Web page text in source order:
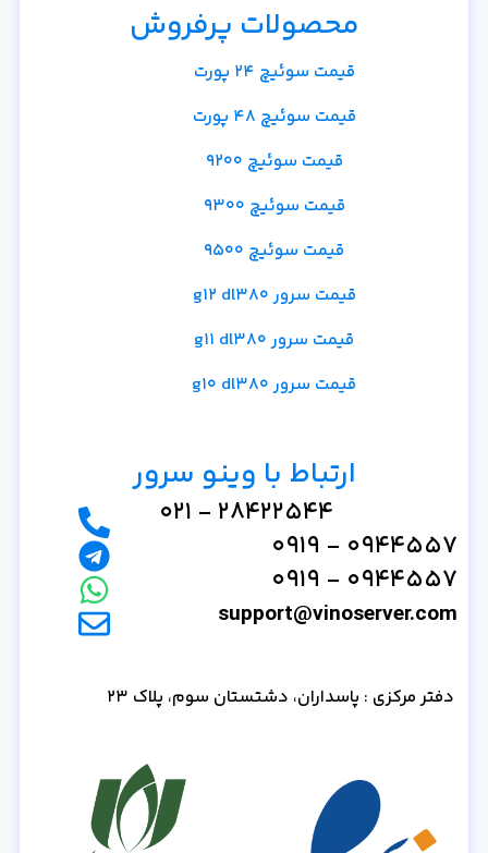
محصولات پرفروش
قیمت سوئیچ 24 پورت
قیمت سوئیچ 48 پورت
قیمت سوئیچ 9200
قیمت سوئیچ 9300
قیمت سوئیچ 9500
قیمت سرور g12 dl380
قیمت سرور g11 dl380
قیمت سرور g10 dl380
ارتباط با وینو سرور
28422544 - 021
0944557 - 0919
0944557 - 0919
support@vinoserver.com
دفتر مرکزی : پاسداران، دشتستان سوم، پلاک 23